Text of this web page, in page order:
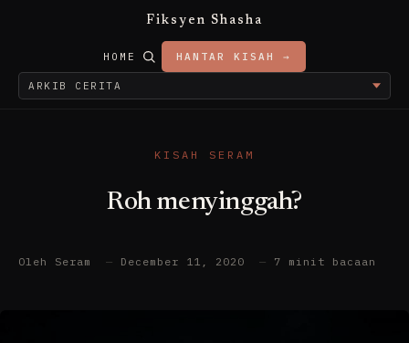
Fiksyen Shasha
HOME HANTAR KISAH →
KISAH SERAM
Roh menyinggah?
Oleh Seram — December 11, 2020 — 7 minit bacaan